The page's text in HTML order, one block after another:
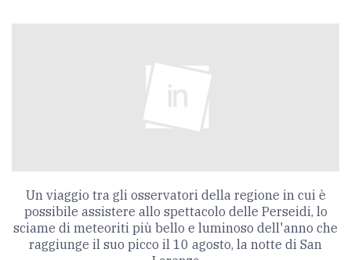
Un viaggio tra gli osservatori della regione in cui è
possibile assistere allo spettacolo delle Perseidi, lo
sciame di meteoriti più bello e luminoso dell'anno che
raggiunge il suo picco il 10 agosto, la notte di San